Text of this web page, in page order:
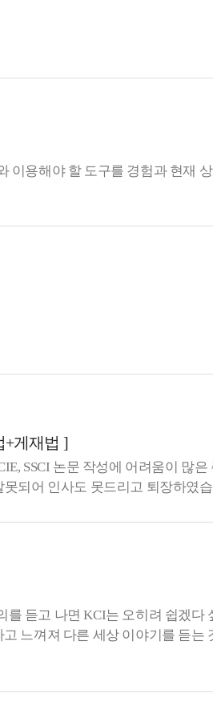
이용해야 할 도구를 경험과 현재
+게재법 ]
SSCI 논문 작성에 어려움이 많
되어 인사도 못드리고 퇴장하였
를 듣고 나면 KCI는 오히려 쉽겠다
그런데 첫날 강의를 들을 때는 another level의 강사님이라고 느껴져
하시는데 그게 쉬울 리 없다고 여겼
실습은 별거 아닌 것 같았지만...